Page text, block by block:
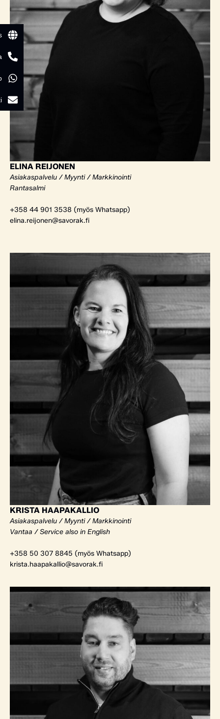
ELINA REIJONEN
Asiakaspalvelu / Myynti / Markkinointi
Rantasalmi
+358 44 901 3538 (myös Whatsapp)
elina.reijonen@savorak.fi
KRISTA HAAPAKALLIO
Asiakaspalvelu / Myynti / Markkinointi
Vantaa / Service also in English
+358 50 307 8845 (myös Whatsapp)
krista.haapakallio@savorak.fi